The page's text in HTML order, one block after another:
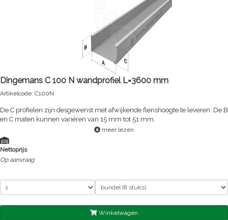
Dingemans C 100 N wandprofiel L=3600 mm
Artikelcode: C100N
De C profielen zijn desgewenst met afwijkende flenshoogte te leveren. De B
en C maten kunnen variëren van 15 mm tot 51 mm.
meer lezen
Nettoprijs
Op aanvraag
Winkelwagen